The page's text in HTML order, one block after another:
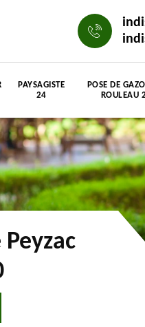
PAYSAGISTE
24
POSE DE
ROULEAU